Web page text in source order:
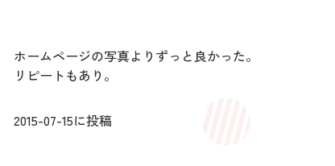
ホームページの写真よりずっと良かった。
リピートもあり。
2015-07-15に投稿